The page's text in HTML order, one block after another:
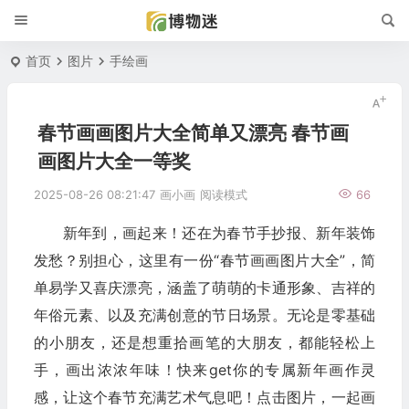
首页 图片 手绘画
春节画画图片大全简单又漂亮 春节画
画图片大全一等奖
2025-08-26 08:21:47 画小画 66
阅读模式
新年到，画起来！还在为春节手抄报、新年装饰
发愁？别担心，这里有一份“春节画画图片大全”，简
单易学又喜庆漂亮，涵盖了萌萌的卡通形象、吉祥的
年俗元素、以及充满创意的节日场景。无论是零基础
的小朋友，还是想重拾画笔的大朋友，都能轻松上
手，画出浓浓年味！快来get你的专属新年画作灵
感，让这个春节充满艺术气息吧！点击图片，一起画